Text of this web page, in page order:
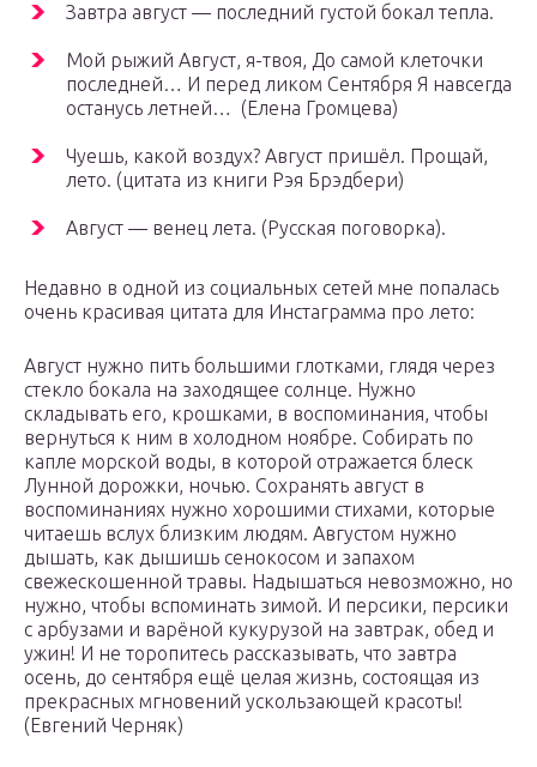
Завтра август — последний густой бокал тепла.
Мой рыжий Август, я-твоя, До самой клеточки
последней… И перед ликом Сентября Я навсегда
останусь летней… (Елена Громцева)
Чуешь, какой воздух? Август пришёл. Прощай,
лето. (цитата из книги Рэя Брэдбери)
Август — венец лета. (Русская поговорка).
Недавно в одной из социальных сетей мне попалась
очень красивая цитата для Инстаграмма про лето:
Август нужно пить большими глотками, глядя через
стекло бокала на заходящее солнце. Нужно
складывать его, крошками, в воспоминания, чтобы
вернуться к ним в холодном ноябре. Собирать по
капле морской воды, в которой отражается блеск
Лунной дорожки, ночью. Сохранять август в
воспоминаниях нужно хорошими стихами, которые
читаешь вслух близким людям. Августом нужно
дышать, как дышишь сенокосом и запахом
свежескошенной травы. Надышаться невозможно, но
нужно, чтобы вспоминать зимой. И персики, персики
с арбузами и варёной кукурузой на завтрак, обед и
ужин! И не торопитесь рассказывать, что завтра
осень, до сентября ещё целая жизнь, состоящая из
прекрасных мгновений ускользающей красоты!
(Евгений Черняк)